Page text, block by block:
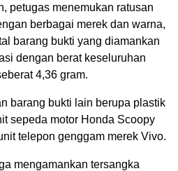
petugas menemukan ratusan
berbagai merek dan warna,
barang bukti yang diamankan
dengan berat keseluruhan
4,36 gram.
barang bukti lain berupa plastik
sepeda motor Honda Scoopy
telepon genggam merek Vivo.
mengamankan tersangka